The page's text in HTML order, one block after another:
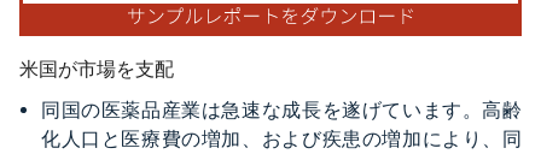
米国が市場を支配
同国の医薬品産業は急速な成長を遂げています。高齢
化人口と医療費の増加、および疾患の増加により、同